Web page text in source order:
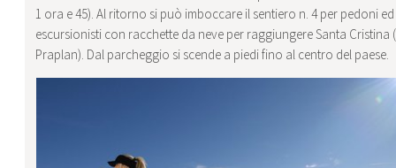
1 ora e 45). Al ritorno si può imboccare il sentiero n. 4 per pedoni ed
escursionisti con racchette da neve per raggiungere Santa
Praplan). Dal parcheggio si scende a piedi fino al centro del paese.